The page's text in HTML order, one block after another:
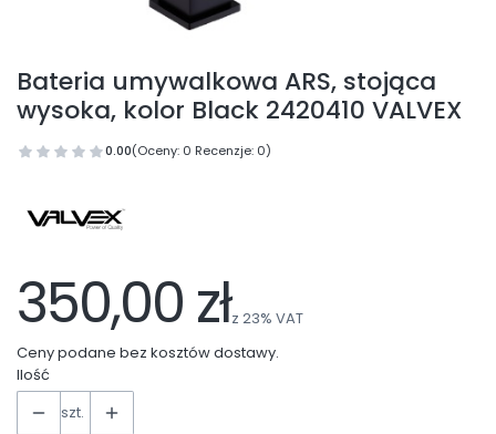
Bateria umywalkowa ARS, stojąca
wysoka, kolor Black 2420410 VALVEX
0.00(Oceny: 0 Recenzje: 0)
350,00 złz 23% VAT
Ceny podane bez kosztów dostawy.
Ilość
szt.